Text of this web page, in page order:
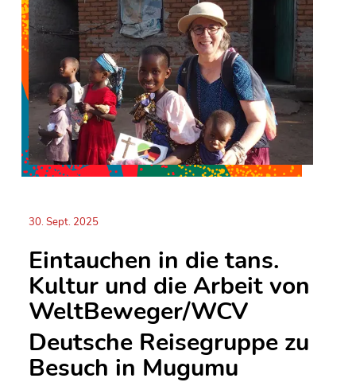
30. Sept. 2025
Eintauchen in die tans.
Kultur und die Arbeit von
WeltBeweger/WCV
Deutsche Reisegruppe zu
Besuch in Mugumu